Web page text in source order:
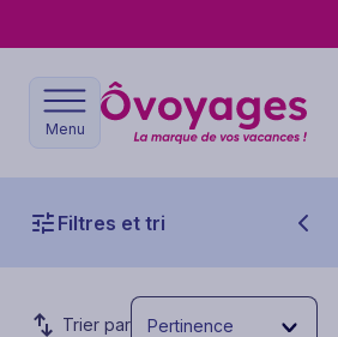
Menu
Filtres et tri
Trier par Pertinence